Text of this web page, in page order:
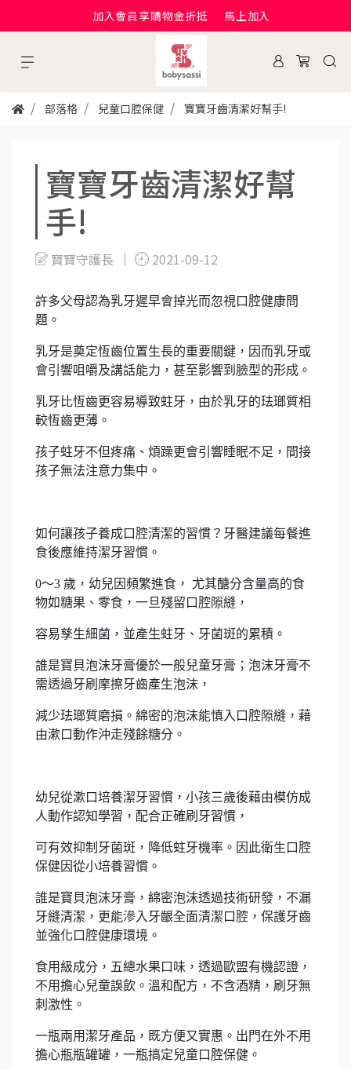
加入會員享購物金折抵 馬上加入
部落格 兒童口腔保健 寶寶牙齒清潔好幫手!
寶寶牙齒清潔好幫
手!
寶寶守護長 2021-09-12
許多父母認為乳牙遲早會掉光而忽視口腔健康問
題。
乳牙是奠定恆齒位置生長的重要關鍵，因而乳牙或
會引響咀嚼及講話能力，甚至影響到臉型的形成。
乳牙比恆齒更容易導致蛀牙，由於乳牙的珐瑯質相
較恆齒更薄。
孩子蛀牙不但疼痛、煩躁更會引響睡眠不足，間接
孩子無法注意力集中。
如何讓孩子養成口腔清潔的習慣？牙醫建議每餐進
食後應維持潔牙習慣。
0～3 歲，幼兒因頻繁進食， 尤其醣分含量高的食
物如糖果、零食，一旦殘留口腔隙縫，
容易孳生細菌，並產生蛀牙、牙菌斑的累積。
誰是寶貝泡沫牙膏優於一般兒童牙膏；泡沫牙膏不
需透過牙刷摩擦牙齒產生泡沫，
減少珐瑯質磨損。綿密的泡沫能慎入口腔隙縫，藉
由漱口動作沖走殘餘糖分。
幼兒從漱口培養潔牙習慣，小孩三歲後藉由模仿成
人動作認知學習，配合正確刷牙習慣，
可有效抑制牙菌斑，降低蛀牙機率。因此衛生口腔
保健因從小培養習慣。
誰是寶貝泡沫牙膏，綿密泡沫透過技術研發，不漏
牙縫清潔，更能滲入牙齦全面清潔口腔，保護牙齒
並強化口腔健康環境。
食用級成分，五總水果口味，透過歐盟有機認證，
不用擔心兒童誤飲。溫和配方，不含酒精，刷牙無
刺激性。
一瓶兩用潔牙產品，既方便又實惠。出門在外不用
擔心瓶瓶罐罐，一瓶搞定兒童口腔保健。